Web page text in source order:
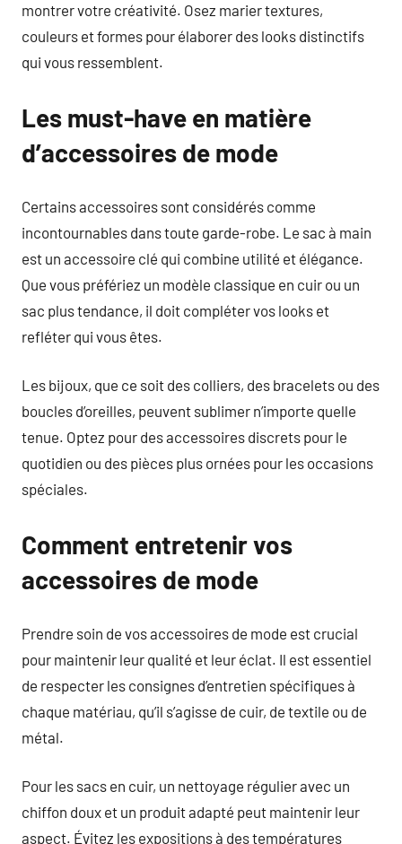
montrer votre créativité. Osez marier textures,
couleurs et formes pour élaborer des looks distinctifs
qui vous ressemblent.
Les must-have en matière
d’accessoires de mode
Certains accessoires sont considérés comme
incontournables dans toute garde-robe. Le sac à main
est un accessoire clé qui combine utilité et élégance.
Que vous préfériez un modèle classique en cuir ou un
sac plus tendance, il doit compléter vos looks et
refléter qui vous êtes.
Les bijoux, que ce soit des colliers, des bracelets ou des
boucles d’oreilles, peuvent sublimer n’importe quelle
tenue. Optez pour des accessoires discrets pour le
quotidien ou des pièces plus ornées pour les occasions
spéciales.
Comment entretenir vos
accessoires de mode
Prendre soin de vos accessoires de mode est crucial
pour maintenir leur qualité et leur éclat. Il est essentiel
de respecter les consignes d’entretien spécifiques à
chaque matériau, qu’il s’agisse de cuir, de textile ou de
métal.
Pour les sacs en cuir, un nettoyage régulier avec un
chiffon doux et un produit adapté peut maintenir leur
aspect. Évitez les expositions à des températures